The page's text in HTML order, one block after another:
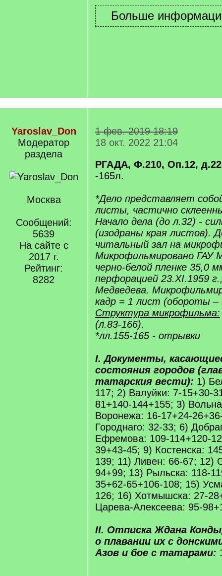
Yaroslav_Don
Модератор
раздела
Москва
Сообщений:
5639
На сайте с
2017 г.
Рейтинг:
8282
1 фев. 2019 18:19
18 окт. 2022 21:04
РГАДА, Ф.210, Оп.12,
-165л.
*Дело представляет
листы, частично
Начало дела (до л.32) -
(изодраны края листов).
читальный зал на
Микрофильмировано ГАУ
черно-белой пленке 35,0
перфорацией 23.XI.1959
Медведева.
кадр = 1 лист (обороты –
Структура микрофильма:
(л.83-166).
*лл.155-165 - отрывки
I. Документы,
состояния городов
татарския вести): 1)
117; 2) Валуйки: 7-15+30-
81+140-144+155; 3)
Воронежа: 16-17+24-
Городнаго: 32-33; 6)
Ефремова: 109-114+120-
39+43-45; 9) Костенска:
139; 11) Ливен: 66-67; 12)
94+99; 13) Рыльска: 118-
35+62-65+106-108; 15)
126; 16) Хотмышска: 27-
Царева-Алексеева: 95-
II. Отписка Ждана
о плавании их с
Азов и бое с татарами: